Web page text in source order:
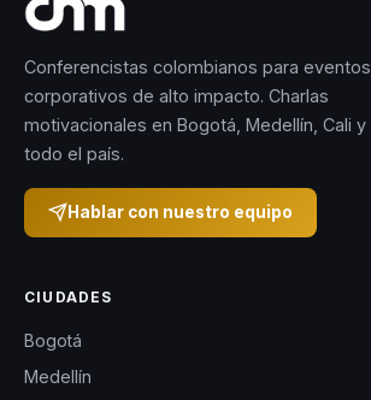
Conferencistas colombianos para eventos
corporativos de alto impacto. Charlas
motivacionales en Bogotá, Medellín, Cali y
todo el país.
Hablar con nuestro equipo
CIUDADES
Bogotá
Medellín